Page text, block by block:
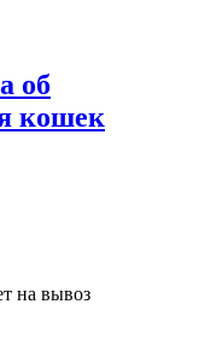
об
кошек
на вывоз